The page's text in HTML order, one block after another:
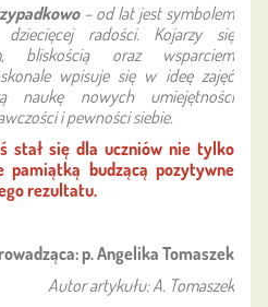
– od lat jest symbolem
radości. Kojarzy się
bliskością oraz wsparciem
wpisuje się w ideę zajęć
naukę nowych umiejętności
i pewności siebie.
stał się dla uczniów nie tylko
budzącą pozytywne
rezultatu.
p. Angelika Tomaszek
Autor artykułu: A. Tomaszek